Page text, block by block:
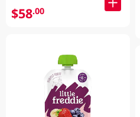
$58.00